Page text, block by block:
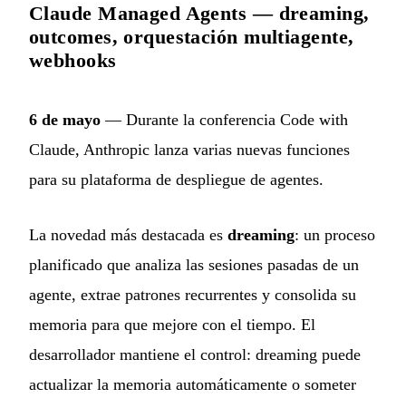
Claude Managed Agents — dreaming,
outcomes, orquestación multiagente,
webhooks
6 de mayo — Durante la conferencia Code with
Claude, Anthropic lanza varias nuevas funciones
para su plataforma de despliegue de agentes.
La novedad más destacada es dreaming: un proceso
planificado que analiza las sesiones pasadas de un
agente, extrae patrones recurrentes y consolida su
memoria para que mejore con el tiempo. El
desarrollador mantiene el control: dreaming puede
actualizar la memoria automáticamente o someter